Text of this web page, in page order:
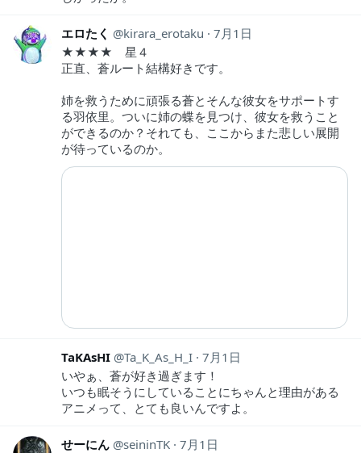
エロたく kirara_erotaku
7月1日
★★★★ 星４
正直、蒼ルート結構好きです。
姉を救うために頑張る蒼とそんな彼女をサポートす
る羽依里。ついに姉の蝶を見つけ、彼女を救うこと
ができるのか？それても、ここからまた悲しい展開
が待っているのか。
TaKAsHI Ta_K_As_H_I 7月1日
いやぁ、蒼が好き過ぎます！
いつも眠そうにしていることにちゃんと理由がある
アニメって、とても良いんですよ。
せーにん seininTK 7月1日